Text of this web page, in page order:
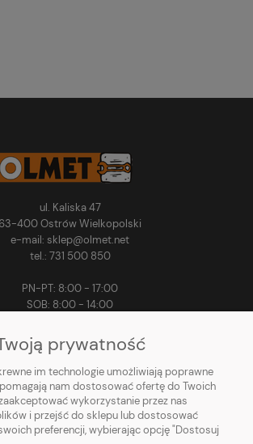
ul. Kaliska 47
400 Ostrów Wielkopolski
e-mail: sklep@olmet.net
tel.: 731 500 850
PN-PT: 8:00 - 17:00
SOB: 8:00 - 14:00
prywatność
im technologie umożliwiają poprawne
nam dostosować ofertę do Twoich
wykorzystanie przez nas
i przejść do sklepu lub dostosować
preferencji, wybierając opcję "Dostosuj